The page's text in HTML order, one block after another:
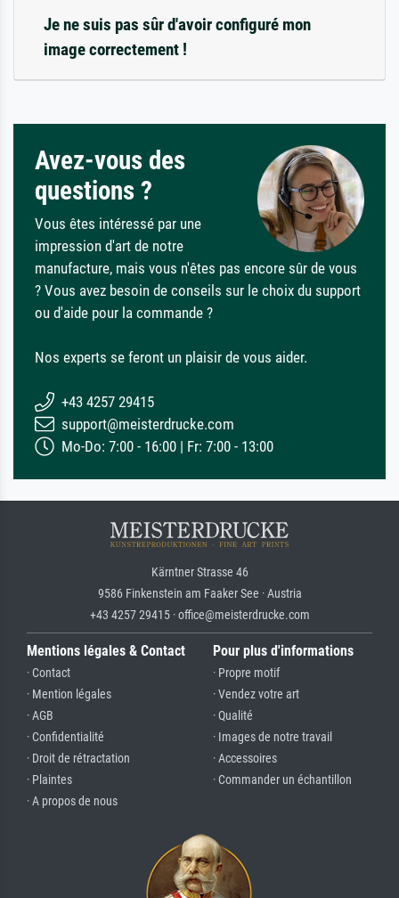
Je ne suis pas sûr d'avoir configuré mon
image correctement !
Avez-vous des
questions ?
Vous êtes intéressé par une
impression d'art de notre
manufacture, mais vous n'êtes pas encore sûr de vous
? Vous avez besoin de conseils sur le choix du support
ou d'aide pour la commande ?
Nos experts se feront un plaisir de vous aider.
+43 4257 29415
support@meisterdrucke.com
Mo-Do: 7:00 - 16:00 | Fr: 7:00 - 13:00
Kärntner Strasse 46
9586 Finkenstein am Faaker See · Austria
+43 4257 29415 · office@meisterdrucke.com
Mentions légales & Contact
· Contact
· Mention légales
· AGB
· Confidentialité
· Droit de rétractation
· Plaintes
· A propos de nous
Pour plus d'informations
· Propre motif
· Vendez votre art
· Qualité
· Images de notre travail
· Accessoires
· Commander un échantillon